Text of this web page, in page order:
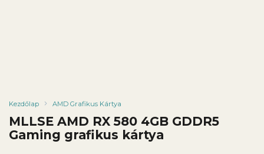
Kezdőlap AMD Grafikus Kártya
MLLSE AMD RX 580 4GB GDDR5
Gaming grafikus kártya